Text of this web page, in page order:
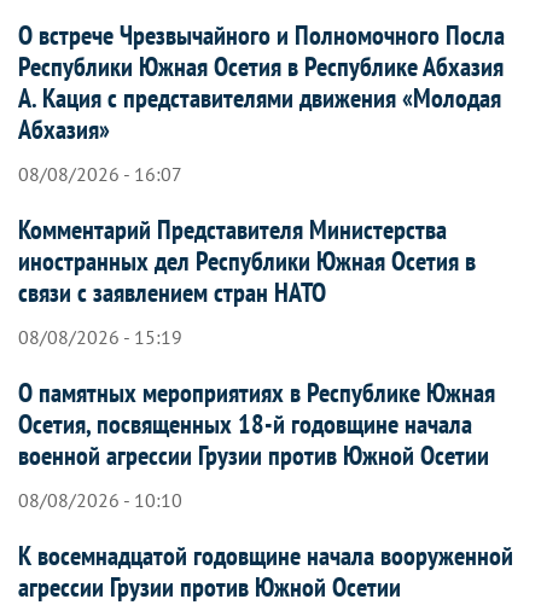
О встрече Чрезвычайного и Полномочного Посла
Республики Южная Осетия в Республике Абхазия
А. Кация с представителями движения «Молодая
Абхазия»
08/08/2026 - 16:07
Комментарий Представителя Министерства
иностранных дел Республики Южная Осетия в
связи с заявлением стран НАТО
08/08/2026 - 15:19
О памятных мероприятиях в Республике Южная
Осетия, посвященных 18-й годовщине начала
военной агрессии Грузии против Южной Осетии
08/08/2026 - 10:10
К восемнадцатой годовщине начала вооруженной
агрессии Грузии против Южной Осетии